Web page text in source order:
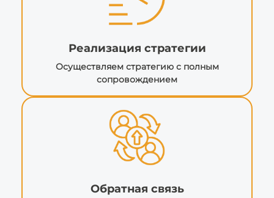
Реализация стратегии
Осуществляем стратегию с полным
сопровождением
Обратная связь